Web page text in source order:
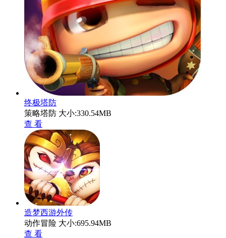
终极塔防
策略塔防 大小:330.54MB
查 看
造梦西游外传
动作冒险 大小:695.94MB
查 看